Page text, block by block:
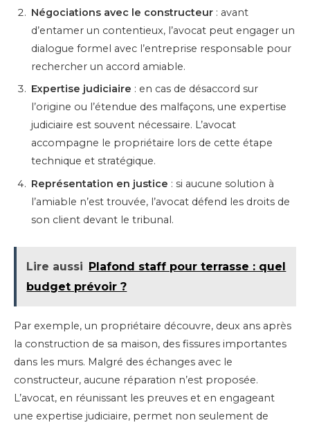
Négociations avec le constructeur : avant
d’entamer un contentieux, l’avocat peut engager un
dialogue formel avec l’entreprise responsable pour
rechercher un accord amiable.
Expertise judiciaire : en cas de désaccord sur
l’origine ou l’étendue des malfaçons, une expertise
judiciaire est souvent nécessaire. L’avocat
accompagne le propriétaire lors de cette étape
technique et stratégique.
Représentation en justice : si aucune solution à
l’amiable n’est trouvée, l’avocat défend les droits de
son client devant le tribunal.
Lire aussi Plafond staff pour terrasse : quel
budget prévoir ?
Par exemple, un propriétaire découvre, deux ans après
la construction de sa maison, des fissures importantes
dans les murs. Malgré des échanges avec le
constructeur, aucune réparation n’est proposée.
L’avocat, en réunissant les preuves et en engageant
une expertise judiciaire, permet non seulement de